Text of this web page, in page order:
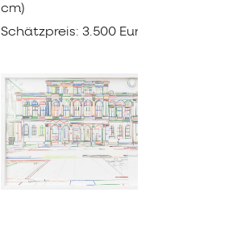
cm)
Schätzpreis: 3.500 Euro